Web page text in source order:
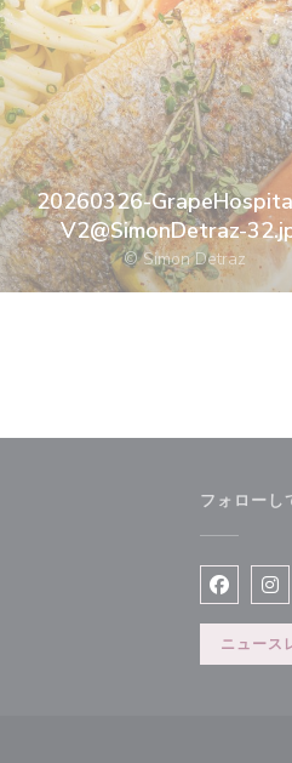
20260326-
V2@SimonDetraz-
© Simon Detraz
フォローし
ニュース